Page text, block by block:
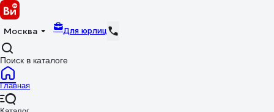
Москва Для юрлиц
Поиск в каталоге
Главная